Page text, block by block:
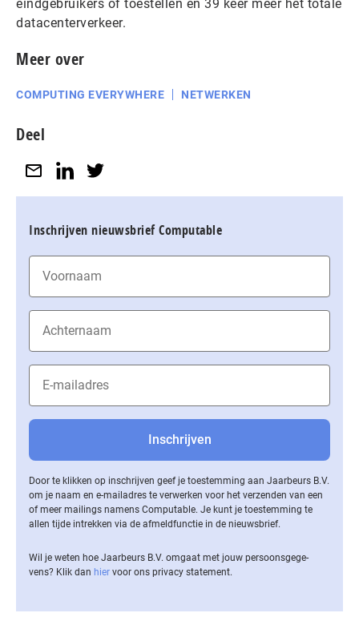
eindgebruikers of toestellen en 39 keer meer het totale
datacenterverkeer.
Meer over
COMPUTING EVERYWHERE NETWERKEN
Deel
Inschrijven nieuwsbrief Computable
Door te klikken op inschrijven geef je toestemming aan Jaarbeurs B.V.
om je naam en e-mailadres te verwerken voor het verzenden van een
of meer mailings namens Computable. Je kunt je toestemming te
allen tijde intrekken via de af­meld­func­tie in de nieuwsbrief.
Wil je weten hoe Jaarbeurs B.V. omgaat met jouw per­soons­ge­ge­
vens? Klik dan hier voor ons privacy statement.